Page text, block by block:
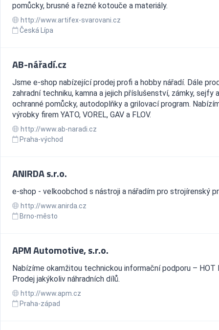
pomůcky, brusné a řezné kotouče a materiály.
http://www.artifex-svarovani.cz
Česká Lípa
AB-nářadí.cz
Jsme e-shop nabízející prodej profi a hobby nářadí. Dále
zahradní techniku, kamna a jejich příslušenství, zámky, sejfy
ochranné pomůcky, autodoplňky a grilovací program.
výrobky firem YATO, VOREL, GAV a FLOV.
http://www.ab-naradi.cz
Praha-východ
ANIRDA s.r.o.
e-shop - velkoobchod s nástroji a nářadím pro strojírenský
http://www.anirda.cz
Brno-město
APM Automotive, s.r.o.
Nabízíme okamžitou technickou informační podporu – HOT
Prodej jakýkoliv náhradních dílů.
http://www.apm.cz
Praha-západ